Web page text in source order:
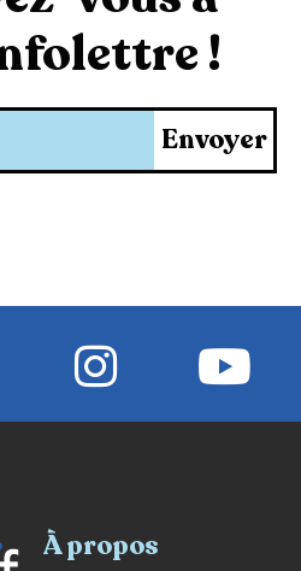
!
Envoyer
À propos